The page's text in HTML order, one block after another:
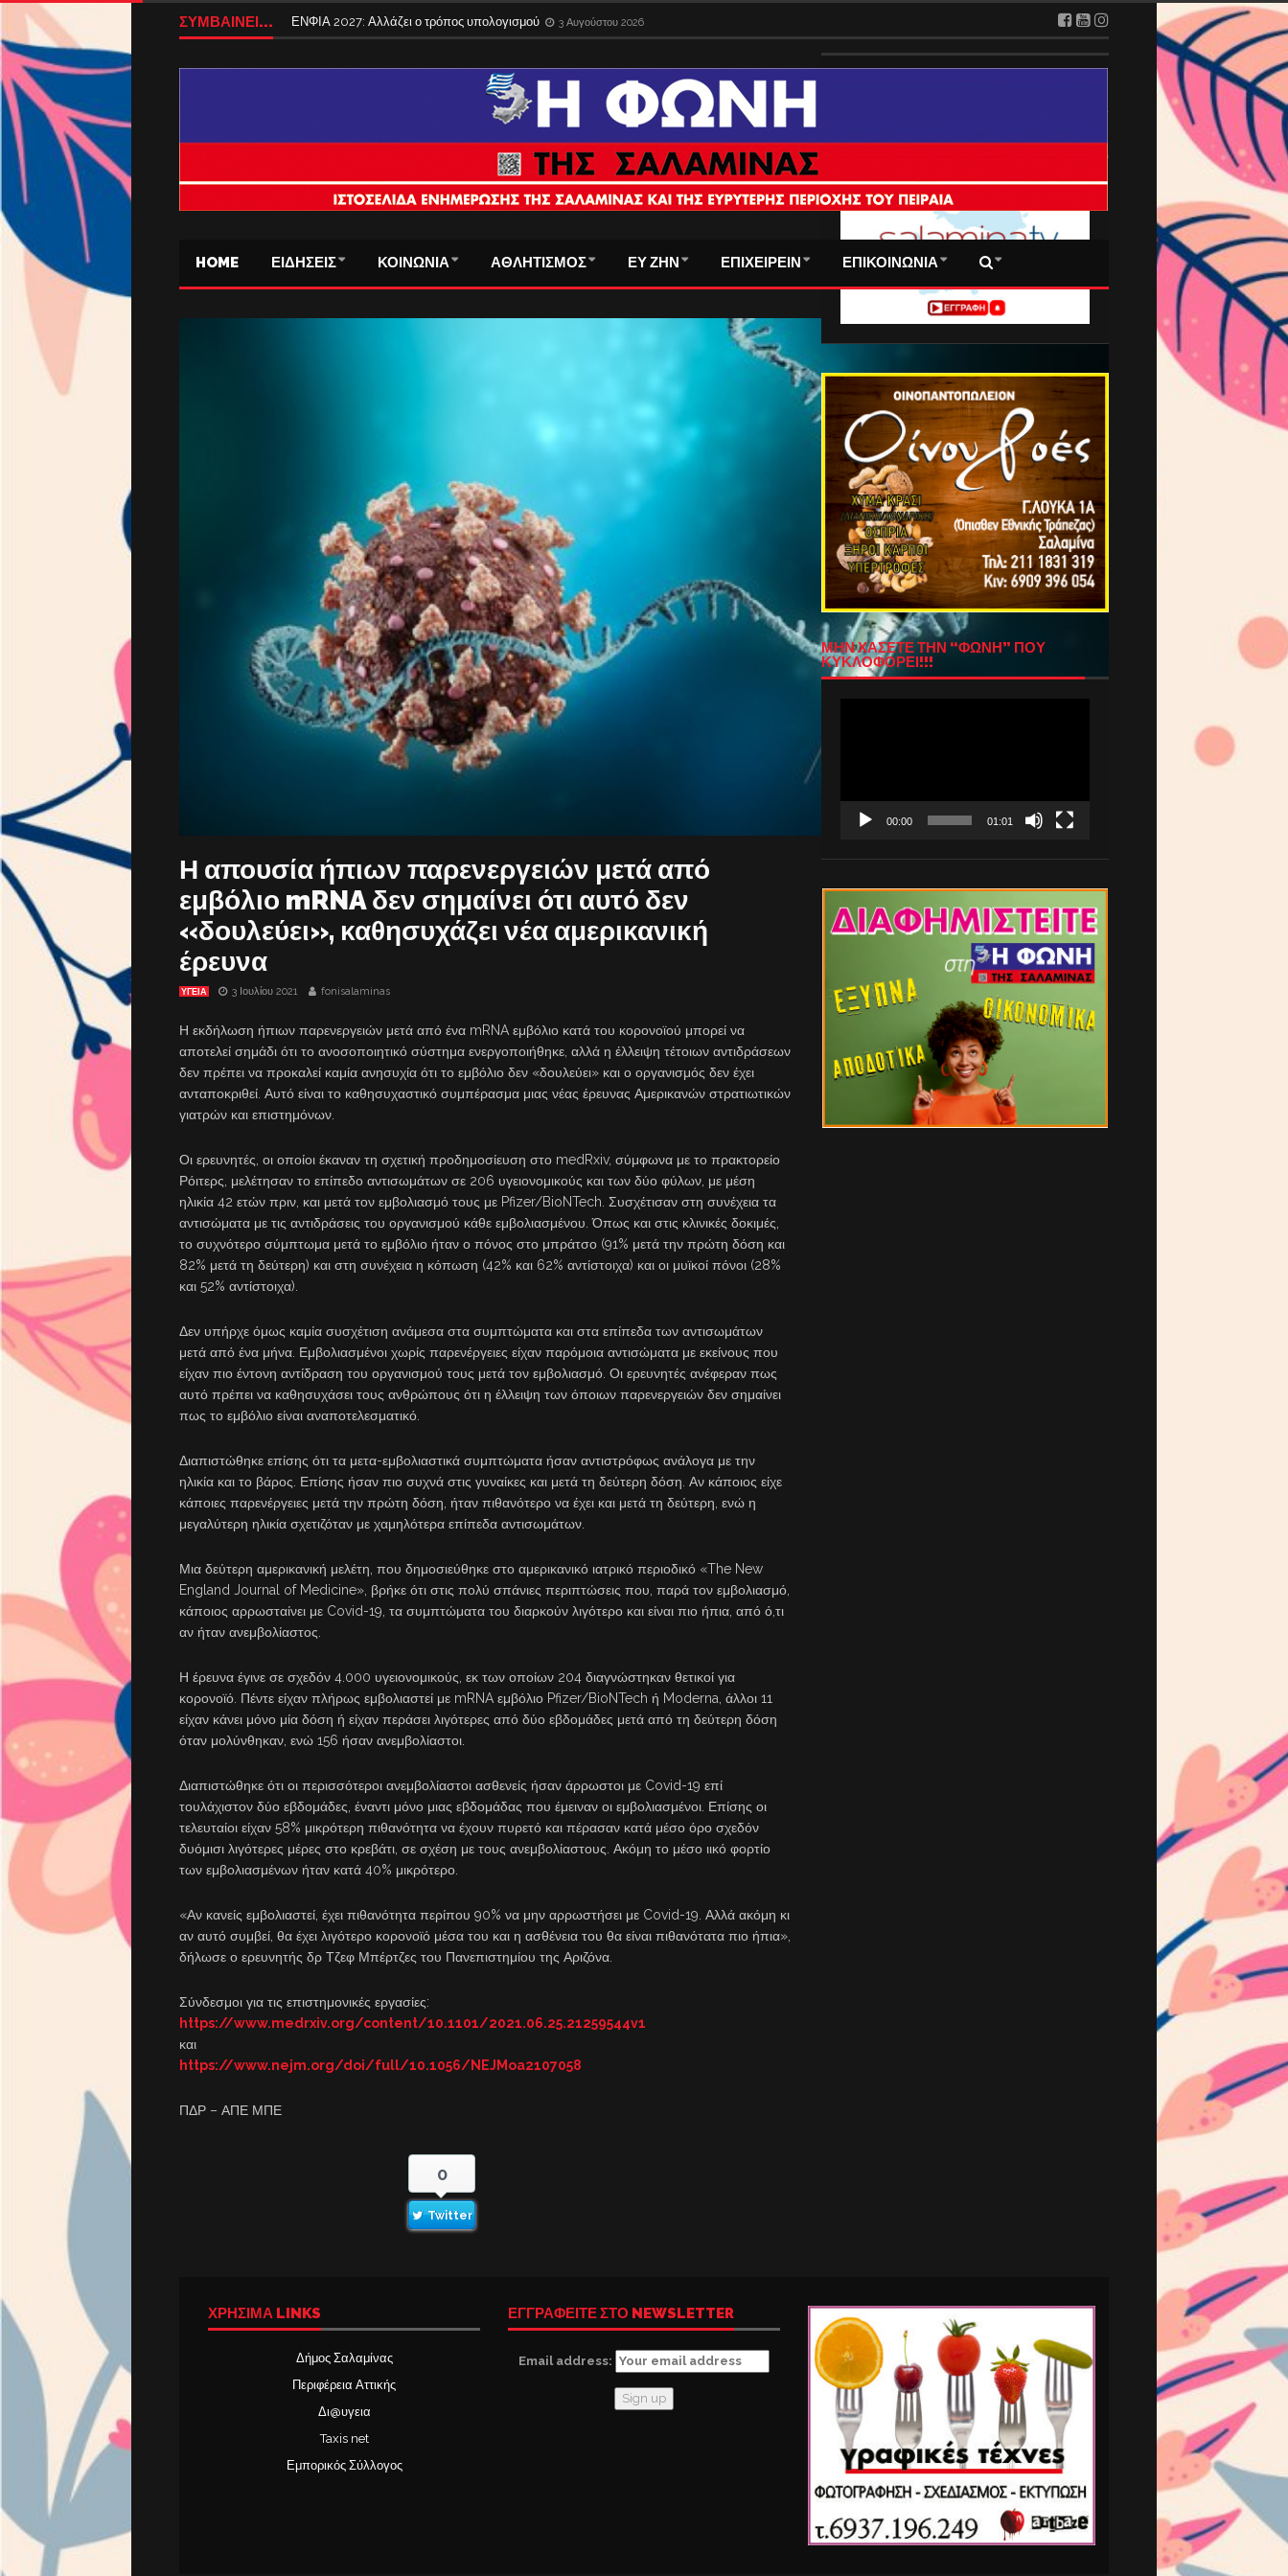
ΣΥΜΒΑΙΝΕΙ... ΕΝΦΙΑ 2027: Αλλάζει ο τρόπος υπολογισμού 3 Αυγούστου 2026
HOME ΕΙΔΗΣΕΙΣ ΚΟΙΝΩΝΙΑ ΑΘΛΗΤΙΣΜΟΣ ΕΥ ΖΗΝ ΕΠΙΧΕΙΡΕΙΝ ΕΠΙΚΟΙΝΩΝΙΑ
Η απουσία ήπιων παρενεργειών μετά από
εμβόλιο mRNA δεν σημαίνει ότι αυτό δεν
«δουλεύει», καθησυχάζει νέα αμερικανική
έρευνα
ΥΓΕΙΑ 3 Ιουλίου 2021 fonisalaminas
Η εκδήλωση ήπιων παρενεργειών μετά από ένα mRNA εμβόλιο κατά του κορονοϊού μπορεί να
αποτελεί σημάδι ότι το ανοσοποιητικό σύστημα ενεργοποιήθηκε, αλλά η έλλειψη τέτοιων αντιδράσεων
δεν πρέπει να προκαλεί καμία ανησυχία ότι το εμβόλιο δεν «δουλεύει» και ο οργανισμός δεν έχει
ανταποκριθεί. Αυτό είναι το καθησυχαστικό συμπέρασμα μιας νέας έρευνας Αμερικανών στρατιωτικών
γιατρών και επιστημόνων.
Οι ερευνητές, οι οποίοι έκαναν τη σχετική προδημοσίευση στο medRxiv, σύμφωνα με το πρακτορείο
Ρόιτερς, μελέτησαν το επίπεδο αντισωμάτων σε 206 υγειονομικούς και των δύο φύλων, με μέση
ηλικία 42 ετών πριν, και μετά τον εμβολιασμό τους με Pfizer/BioNTech. Συσχέτισαν στη συνέχεια τα
αντισώματα με τις αντιδράσεις του οργανισμού κάθε εμβολιασμένου. Όπως και στις κλινικές δοκιμές,
το συχνότερο σύμπτωμα μετά το εμβόλιο ήταν ο πόνος στο μπράτσο (91% μετά την πρώτη δόση και
82% μετά τη δεύτερη) και στη συνέχεια η κόπωση (42% και 62% αντίστοιχα) και οι μυϊκοί πόνοι (28%
και 52% αντίστοιχα).
Δεν υπήρχε όμως καμία συσχέτιση ανάμεσα στα συμπτώματα και στα επίπεδα των αντισωμάτων
μετά από ένα μήνα. Εμβολιασμένοι χωρίς παρενέργειες είχαν παρόμοια αντισώματα με εκείνους που
είχαν πιο έντονη αντίδραση του οργανισμού τους μετά τον εμβολιασμό. Οι ερευνητές ανέφεραν πως
αυτό πρέπει να καθησυχάσει τους ανθρώπους ότι η έλλειψη των όποιων παρενεργειών δεν σημαίνει
πως το εμβόλιο είναι αναποτελεσματικό.
Διαπιστώθηκε επίσης ότι τα μετα-εμβολιαστικά συμπτώματα ήσαν αντιστρόφως ανάλογα με την
ηλικία και το βάρος. Επίσης ήσαν πιο συχνά στις γυναίκες και μετά τη δεύτερη δόση. Αν κάποιος είχε
κάποιες παρενέργειες μετά την πρώτη δόση, ήταν πιθανότερο να έχει και μετά τη δεύτερη, ενώ η
μεγαλύτερη ηλικία σχετιζόταν με χαμηλότερα επίπεδα αντισωμάτων.
Μια δεύτερη αμερικανική μελέτη, που δημοσιεύθηκε στο αμερικανικό ιατρικό περιοδικό «The New
England Journal of Medicine», βρήκε ότι στις πολύ σπάνιες περιπτώσεις που, παρά τον εμβολιασμό,
κάποιος αρρωσταίνει με Covid-19, τα συμπτώματα του διαρκούν λιγότερο και είναι πιο ήπια, από ό,τι
αν ήταν ανεμβολίαστος.
Η έρευνα έγινε σε σχεδόν 4.000 υγειονομικούς, εκ των οποίων 204 διαγνώστηκαν θετικοί για
κορονοϊό. Πέντε είχαν πλήρως εμβολιαστεί με mRNA εμβόλιο Pfizer/BioNTech ή Moderna, άλλοι 11
είχαν κάνει μόνο μία δόση ή είχαν περάσει λιγότερες από δύο εβδομάδες μετά από τη δεύτερη δόση
όταν μολύνθηκαν, ενώ 156 ήσαν ανεμβολίαστοι.
Διαπιστώθηκε ότι οι περισσότεροι ανεμβολίαστοι ασθενείς ήσαν άρρωστοι με Covid-19 επί
τουλάχιστον δύο εβδομάδες, έναντι μόνο μιας εβδομάδας που έμειναν οι εμβολιασμένοι. Επίσης οι
τελευταίοι είχαν 58% μικρότερη πιθανότητα να έχουν πυρετό και πέρασαν κατά μέσο όρο σχεδόν
δυόμισι λιγότερες μέρες στο κρεβάτι, σε σχέση με τους ανεμβολίαστους. Ακόμη το μέσο ιικό φορτίο
των εμβολιασμένων ήταν κατά 40% μικρότερο.
«Αν κανείς εμβολιαστεί, έχει πιθανότητα περίπου 90% να μην αρρωστήσει με Covid-19. Αλλά ακόμη κι
αν αυτό συμβεί, θα έχει λιγότερο κορονοϊό μέσα του και η ασθένεια του θα είναι πιθανότατα πιο ήπια»,
δήλωσε ο ερευνητής δρ Τζεφ Μπέρτζες του Πανεπιστημίου της Αριζόνα.
Σύνδεσμοι για τις επιστημονικές εργασίες:
https://www.medrxiv.org/content/10.1101/2021.06.25.21259544v1
και
https://www.nejm.org/doi/full/10.1056/NEJMoa2107058
ΠΔΡ – ΑΠΕ ΜΠΕ
0
Twitter
ΜΗΝ ΧΑΣΕΤΕ ΤΗΝ “ΦΩΝΗ” ΠΟΥ
ΚΥΚΛΟΦΟΡΕΙ!!!
00:00 01:01
ΧΡΉΣΙΜΑ LINKS
Δήμος Σαλαμίνας
Περιφέρεια Αττικής
Δι@υγεια
Taxis net
Εμπορικός Σύλλογος
ΕΓΓΡΑΦΕΙΤΕ ΣΤΟ NEWSLETTER
Email address: